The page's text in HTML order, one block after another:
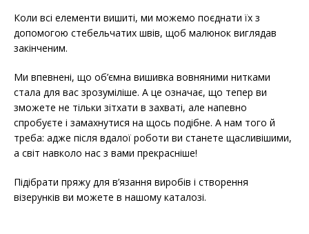
Коли всі елементи вишиті, ми можемо поєднати їх з
допомогою стебельчатих швів, щоб малюнок виглядав
закінченим.
Ми впевнені, що об’ємна вишивка вовняними нитками
стала для вас зрозуміліше. А це означає, що тепер ви
зможете не тільки зітхати в захваті, але напевно
спробуєте і замахнутися на щось подібне. А нам того й
треба: адже після вдалої роботи ви станете щасливішими,
а світ навколо нас з вами прекрасніше!
Підібрати пряжу для в’язання виробів і створення
візерунків ви можете в нашому каталозі.